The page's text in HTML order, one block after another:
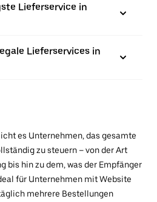
Lieferservice in
Lieferservices in
es Unternehmen, das gesamte
zu steuern – von der Art
bis hin zu dem, was der Empfänger
für Unternehmen mit Website
mehrere Bestellungen